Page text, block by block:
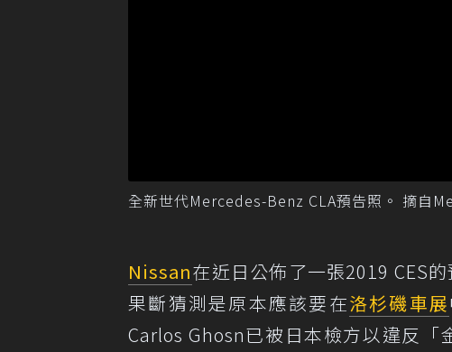
全新世代Mercedes-Benz CLA預告照。 摘自
Nissan在近日公佈了一張2019 CES
果斷猜測是原本應該要在洛杉磯車展
Carlos Ghosn已被日本檢方以違反「